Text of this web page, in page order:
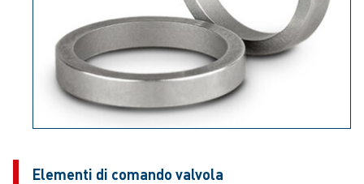
Elementi di comando valvola